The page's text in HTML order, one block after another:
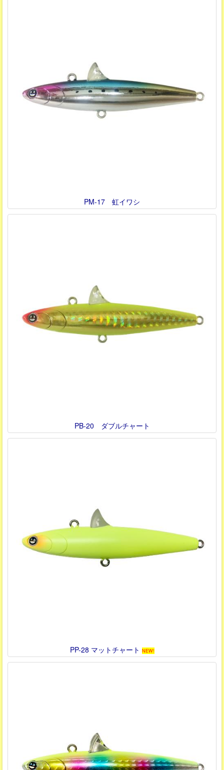
PM-17 虹イワシ
PB-20 ダブルチャート
PP-28 マットチャート NEW!